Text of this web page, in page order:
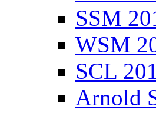
SSM
WSM
SCL
Arnold